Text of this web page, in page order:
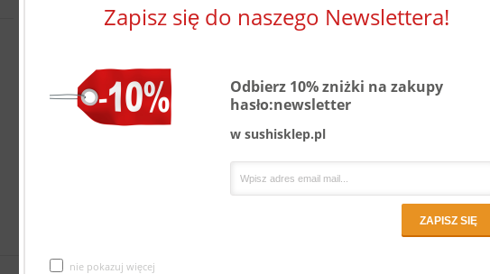
Groszek wasabi Edamame GT 140 g.
(zielona soja) 68 %, skrobia kukurydziana, cukier, sól, proszek Wasabi japonica 0,21 %,
barwnik: E141. Produkt może zawierać śladowe ilości gorczycy. Zawartość
opakowania: 140 g Data przydatności do spożycia: 20.12. 2026 r. Kraj pochodzenia:
Zapisz się do naszego Newslettera!
Odbierz 10% zniżki na zakupy
hasło:newsletter
w sushisklep.pl
nie pokazuj więcej